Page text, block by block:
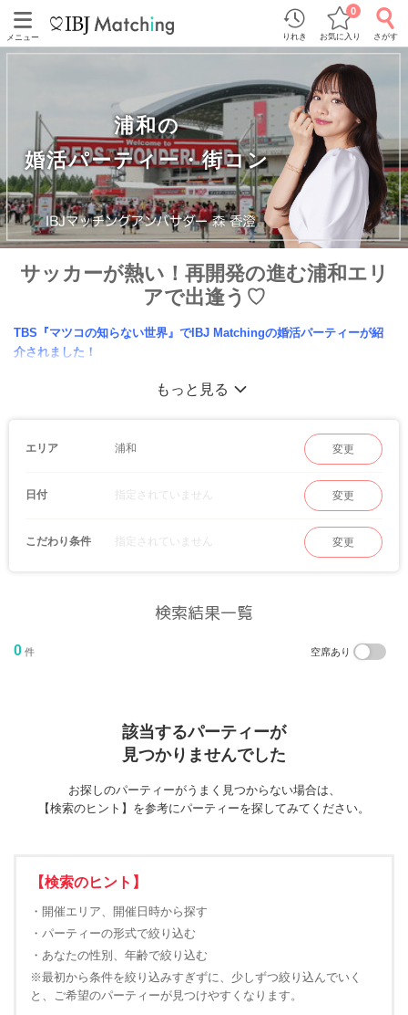
メニュー りれき お気に入り
0
さがす
浦和の
婚活パーティー・街コン
サッカーが熱い！再開発の進む浦和エリ
アで出逢う♡
TBS『マツコの知らない世界』でIBJ Matchingの婚活パーティーが紹
介されました！
浦和レッズが有名ですが、最近では「浦和センチュリーシティ」や「エイペックスタ
ワー浦和」など再開発が進んでいる浦和エリア。
ご用意しております♪
もっと見る
エリア 浦和 変更
日付 指定されていません 変更
こだわり条件 指定されていません 変更
検索結果一覧
0 件 空席あり
該当するパーティーが
見つかりませんでした
お探しのパーティーがうまく見つからない場合は、
【検索のヒント】を参考にパーティーを探してみてください。
【検索のヒント】
・開催エリア、開催日時から探す
・パーティーの形式で絞り込む
・あなたの性別、年齢で絞り込む
※最初から条件を絞り込みすぎずに、少しずつ絞り込んでいく
と、ご希望のパーティーが見つけやすくなります。